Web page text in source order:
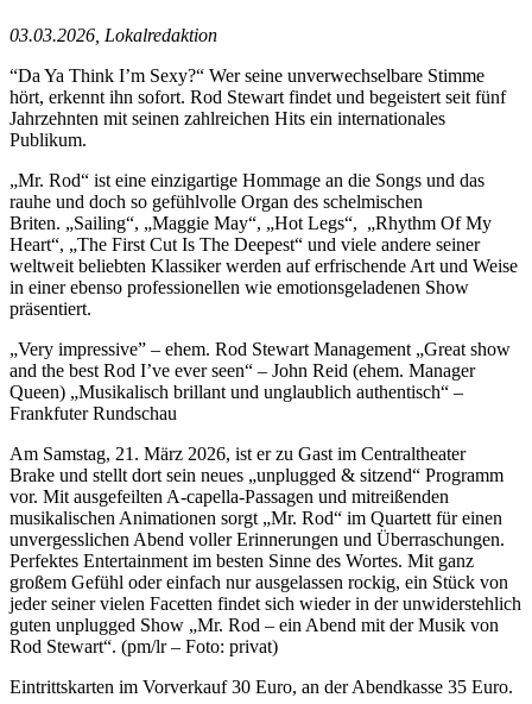
03.03.2026, Lokalredaktion
“Da Ya Think I’m Sexy?“ Wer seine unverwechselbare Stimme
hört, erkennt ihn sofort. Rod Stewart findet und begeistert seit fünf
Jahrzehnten mit seinen zahlreichen Hits ein internationales
Publikum.
„Mr. Rod“ ist eine einzigartige Hommage an die Songs und das
rauhe und doch so gefühlvolle Organ des schelmischen
Briten. „Sailing“, „Maggie May“, „Hot Legs“, „Rhythm Of My
Heart“, „The First Cut Is The Deepest“ und viele andere seiner
weltweit beliebten Klassiker werden auf erfrischende Art und Weise
in einer ebenso professionellen wie emotionsgeladenen Show
präsentiert.
„Very impressive” – ehem. Rod Stewart Management „Great show
and the best Rod I’ve ever seen“ – John Reid (ehem. Manager
Queen) „Musikalisch brillant und unglaublich authentisch“ –
Frankfuter Rundschau
Am Samstag, 21. März 2026, ist er zu Gast im Centraltheater
Brake und stellt dort sein neues „unplugged & sitzend“ Programm
vor. Mit ausgefeilten A-capella-Passagen und mitreißenden
musikalischen Animationen sorgt „Mr. Rod“ im Quartett für einen
unvergesslichen Abend voller Erinnerungen und Überraschungen.
Perfektes Entertainment im besten Sinne des Wortes. Mit ganz
großem Gefühl oder einfach nur ausgelassen rockig, ein Stück von
jeder seiner vielen Facetten findet sich wieder in der unwiderstehlich
guten unplugged Show „Mr. Rod – ein Abend mit der Musik von
Rod Stewart“. (pm/lr – Foto: privat)
Eintrittskarten im Vorverkauf 30 Euro, an der Abendkasse 35 Euro.